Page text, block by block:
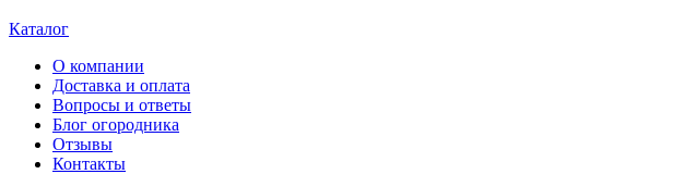
Каталог
О компании
Доставка и оплата
Вопросы и ответы
Блог огородника
Отзывы
Контакты